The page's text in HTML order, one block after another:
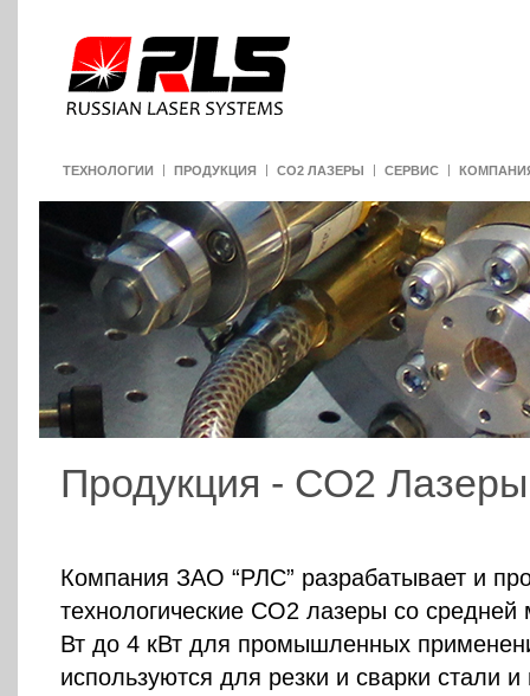
ТЕХНОЛОГИИ ПРОДУКЦИЯ CO2 ЛАЗЕРЫ СЕРВИС
Продукция - СО2 Лазеры
Компания ЗАО “РЛС” разрабатывает и
технологические СО2 лазеры со
Вт до 4 кВт для промышленных
используются для резки и сварки стали